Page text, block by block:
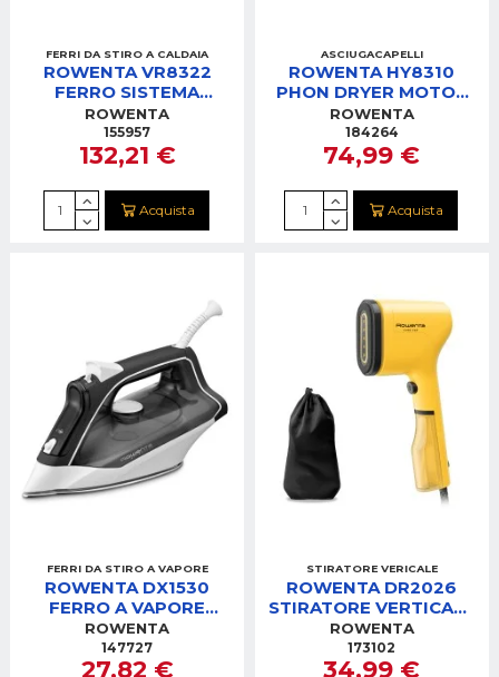
FERRI DA STIRO A CALDAIA
ROWENTA VR8322
FERRO SISTEMA
STIRANTE
ROWENTA
155957
132,21 €
Acquista
ASCIUGACAPELLI
ROWENTA HY8310
PHON DRYER MOTOR
PRO 1700W
IONIZZATORE 3TEMP.
3VEL.
ROWENTA
184264
74,99 €
Acquista
FERRI DA STIRO A VAPORE
ROWENTA DX1530
FERRO A VAPORE
EFFECTIVE 2
ROWENTA
147727
27,82 €
STIRATORE VERICALE
ROWENTA DR2026
STIRATORE VERTICALE
PURE POP YELLOW
ROWENTA
173102
34,99 €